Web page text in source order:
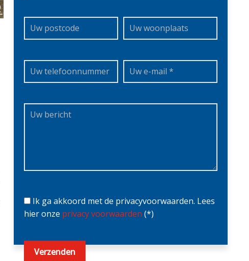
Ik ga akkoord met de privacyvoorwaarden. Lees
hier onze privacy voorwaarden (*)